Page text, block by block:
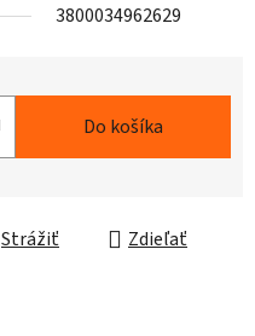
3800034962629
Do košíka
Strážiť Zdieľať